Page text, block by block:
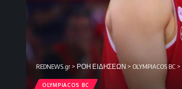
REDNEWS.gr > ΡΟΗ ΕΙΔΗΣΕΩΝ > OLYMPIACOS BC >
OLYMPIACOS BC